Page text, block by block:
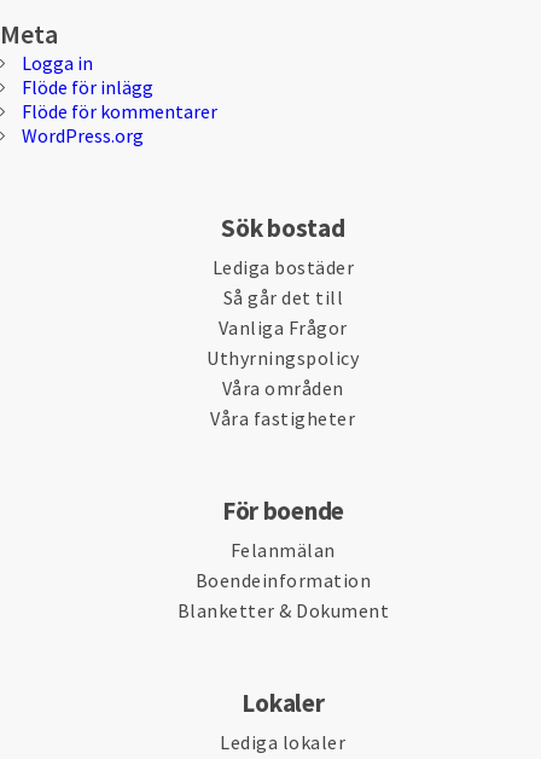
Meta
Logga in
Flöde för inlägg
Flöde för kommentarer
WordPress.org
Sök bostad
Lediga bostäder
Så går det till
Vanliga Frågor
Uthyrningspolicy
Våra områden
Våra fastigheter
För boende
Felanmälan
Boendeinformation
Blanketter & Dokument
Lokaler
Lediga lokaler